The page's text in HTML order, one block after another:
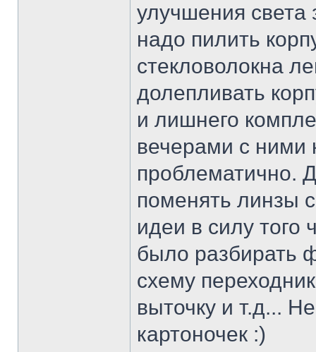
улучшения
надо пилить
стекловолокна
долепливать
и лишнего
вечерами с ними
проблематично.
поменять линзы
идеи в силу того
было разбирать
схему
выточку и т.д...
картоночек :)